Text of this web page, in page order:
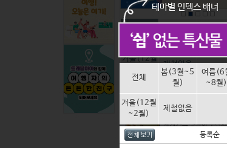
전체
~5월)
~8월)
겨울(12월
제철없음
방곡도예촌
청자기를 생산한 조선
테마별 인덱스 배너
전체
봄(3월~5
월)
여름(6
~8월)
겨울(12월
~2월)
제철없음
등록순